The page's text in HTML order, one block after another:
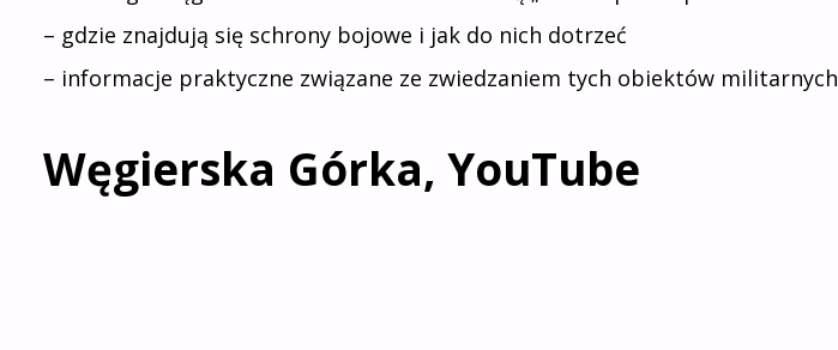
– gdzie znajdują się schrony bojowe i jak do nich dotrzeć
– informacje praktyczne związane ze zwiedzaniem tych obiektów militarnych
Węgierska Górka, YouTube